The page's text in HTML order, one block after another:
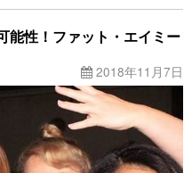
能性！ファット・エイミー
2018年11月7日